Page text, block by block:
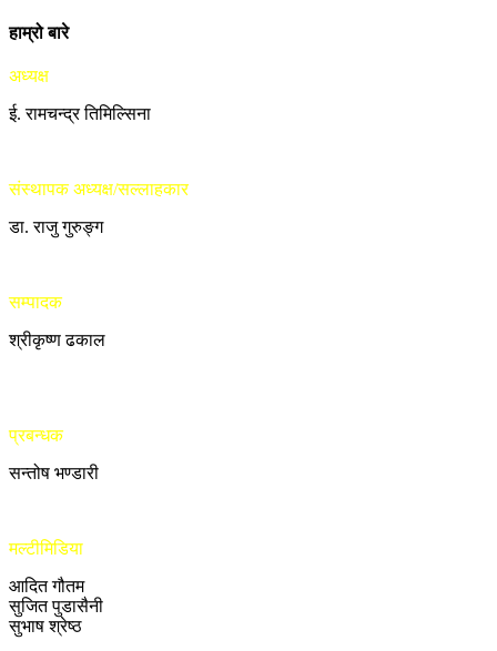
हाम्रो बारे
अध्यक्ष
ई. रामचन्द्र तिमिल्सिना
संस्थापक अध्यक्ष/सल्लाहकार
डा. राजु गुरुङ्ग
सम्पादक
श्रीकृष्ण ढकाल
प्रबन्धक
सन्तोष भण्डारी
मल्टीमिडिया
आदित गौतम
सुजित पुडासैनी
सुभाष श्रेष्ठ